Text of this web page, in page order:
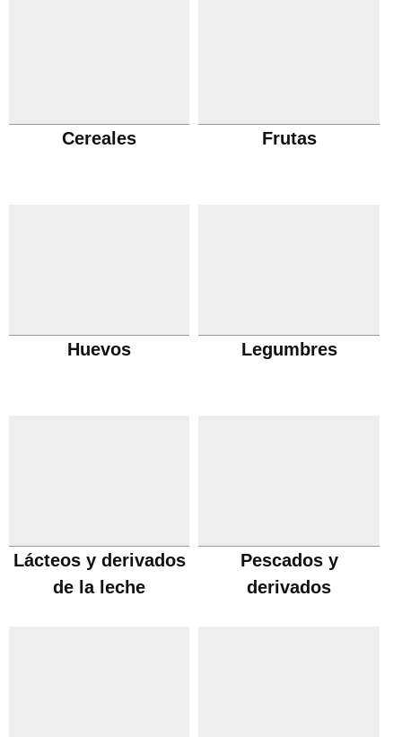
Cereales Frutas
Huevos Legumbres
Lácteos y derivados
de la leche
Pescados y
derivados